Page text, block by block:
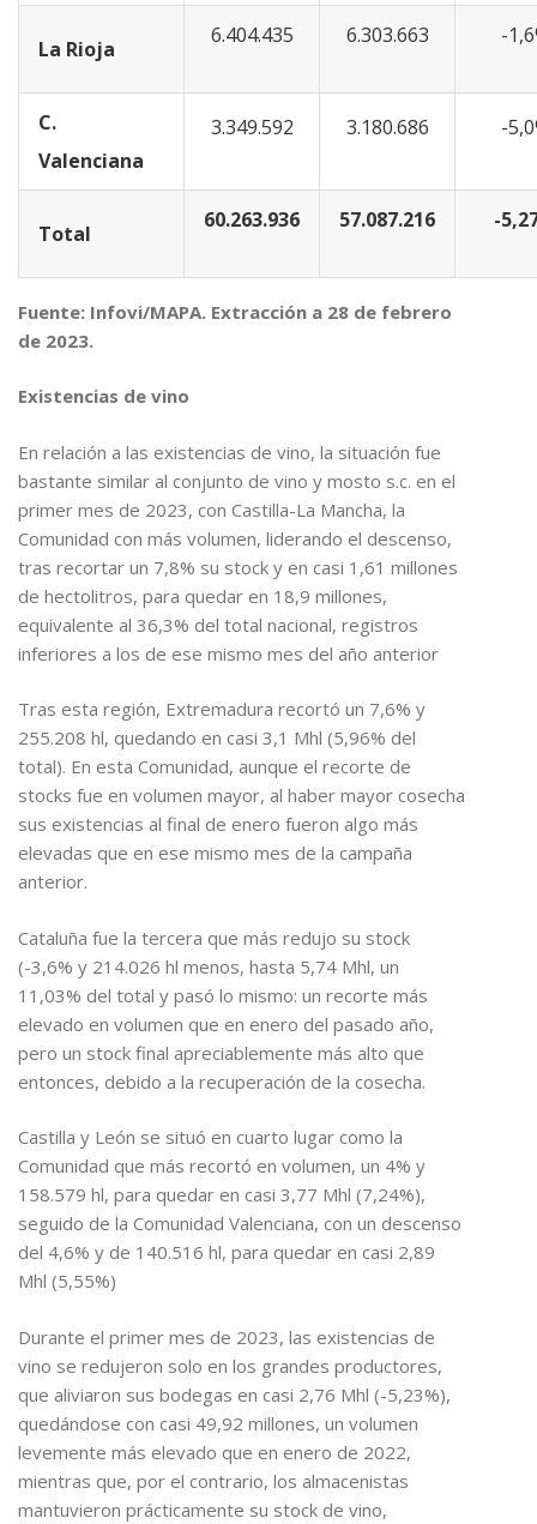
La Rioja
6.404.435 6.303.663 -
C.
Valenciana
3.349.592 3.180.686 -
Total
60.263.936 57.087.216 -
Fuente: Infovi/MAPA. Extracción a 28 de febrero
de 2023.
Existencias de vino
En relación a las existencias de vino, la situación fue
bastante similar al conjunto de vino y mosto s.c. en el
primer mes de 2023, con Castilla-La Mancha, la
Comunidad con más volumen, liderando el descenso,
tras recortar un 7,8% su stock y en casi 1,61 millones
de hectolitros, para quedar en 18,9 millones,
equivalente al 36,3% del total nacional, registros
inferiores a los de ese mismo mes del año anterior
Tras esta región, Extremadura recortó un 7,6% y
255.208 hl, quedando en casi 3,1 Mhl (5,96% del
total). En esta Comunidad, aunque el recorte de
stocks fue en volumen mayor, al haber mayor cosecha
sus existencias al final de enero fueron algo más
elevadas que en ese mismo mes de la campaña
anterior.
Cataluña fue la tercera que más redujo su stock
(-3,6% y 214.026 hl menos, hasta 5,74 Mhl, un
11,03% del total y pasó lo mismo: un recorte más
elevado en volumen que en enero del pasado año,
pero un stock final apreciablemente más alto que
entonces, debido a la recuperación de la cosecha.
Castilla y León se situó en cuarto lugar como la
Comunidad que más recortó en volumen, un 4% y
158.579 hl, para quedar en casi 3,77 Mhl (7,24%),
seguido de la Comunidad Valenciana, con un descenso
del 4,6% y de 140.516 hl, para quedar en casi 2,89
Mhl (5,55%)
Durante el primer mes de 2023, las existencias de
vino se redujeron solo en los grandes productores,
que aliviaron sus bodegas en casi 2,76 Mhl (-5,23%),
quedándose con casi 49,92 millones, un volumen
levemente más elevado que en enero de 2022,
mientras que, por el contrario, los almacenistas
mantuvieron prácticamente su stock de vino,